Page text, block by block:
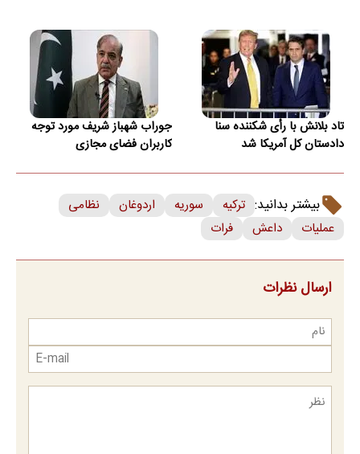
تاد بلانش با رأی شکننده سنا
دادستان کل آمریکا شد
جوراب‌ شهباز شریف مورد توجه
کاربران فضای مجازی
بیشتر بدانید: ترکیه سوریه اردوغان
نظامی
عملیات
داعش فرات
ارسال نظرات